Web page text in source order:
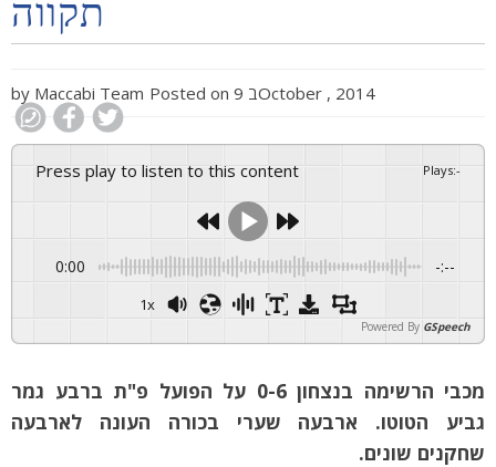
LINE-UPS
GALLERY
תקווה
by Maccabi Team Posted on 9 בOctober , 2014
Press play to listen to this content Plays:-
0:00 -:--
1x
Powered By GSpeech
מכבי הרשימה בנצחון 0-6 על הפועל פ"ת ברבע גמר
גביע הטוטו. ארבעה שערי בכורה העונה לארבעה
שחקנים שונים.